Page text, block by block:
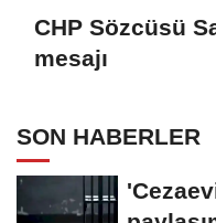
CHP Sözcüsü
mesajı
SON HABERLER